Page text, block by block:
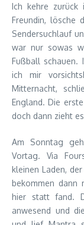
Ich kehre zurück
Freundin, lösche
Sendersuchlauf
war nur sowas
Fußball schauen.
ich mir
Mitternacht,
England. Die
doch dann zieht
Am Sonntag
Vortag. Via
kleinen Laden,
bekommen dann
hier statt fand.
anwesend und